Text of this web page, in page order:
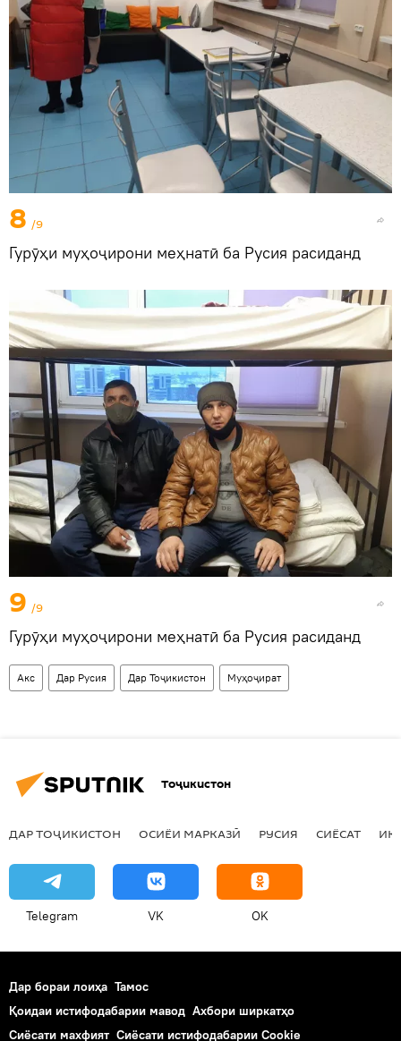
8 /9
Гурӯҳи муҳоҷирони меҳнатӣ ба Русия расиданд
9 /9
Гурӯҳи муҳоҷирони меҳнатӣ ба Русия расиданд
Акс Дар Русия Дар Тоҷикистон Муҳоҷират
Тоҷикистон
ДАР ТОҶИКИСТОН ОСИЁИ МАРКАЗӢ РУСИЯ СИЁСАТ
Telegram VK OK
Дар бораи лоиҳа Тамос
Қоидаи истифодабарии мавод Ахбори ширкатҳо
Сиёсати махфият Сиёсати истифодабарии Cookie